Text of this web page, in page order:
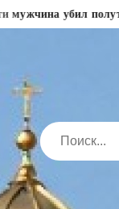
убил
Search